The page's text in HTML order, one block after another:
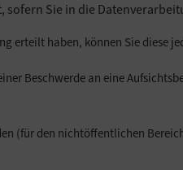
Sie in die
erteilt haben, können Sie diese
Beschwerde an eine
(für den nichtöffentlichen